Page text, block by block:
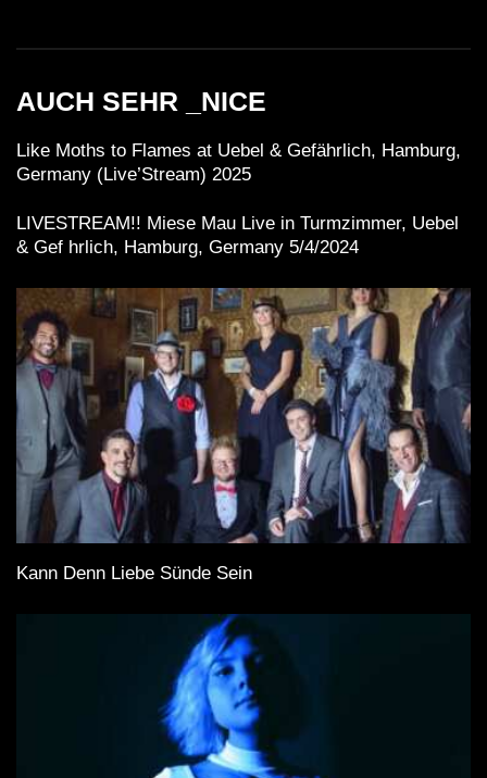
AUCH SEHR _NICE
Like Moths to Flames at Uebel & Gefährlich, Hamburg,
Germany (Live’Stream) 2025
LIVESTREAM!! Miese Mau Live in Turmzimmer, Uebel
& Gef hrlich, Hamburg, Germany 5/4/2024
Kann Denn Liebe Sünde Sein